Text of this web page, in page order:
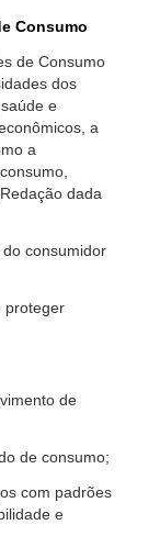
Consumo
de Consumo
dos
e
a
a
dada
consumidor
proteger
de
de consumo;
com padrões
e